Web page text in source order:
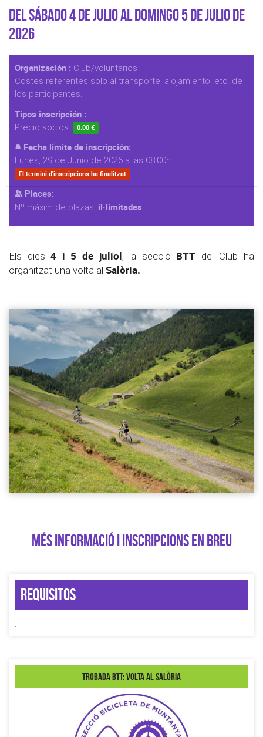
Del Sábado 4 de Julio al Domingo 5 de Julio de
2026
Organización : Club/voluntarios
Costes referentes solo al transporte, alojamiento, etc. de
los participantes.
Tipos inscripción :
Precio socios: 0.00 €
Fecha límite de inscripción:
Lunes, 29 de Junio de 2026 a las 08:00h
El termini d'inscripcions ha finalitzat
Places:
Nº máxim de plazas: il·limitades
Els dies 4 i 5 de juliol, la secció BTT del Club ha
organitzat una volta al Salòria.
MÉS INFORMACIÓ I INSCRIPCIONS EN BREU
Requisitos
.
Trobada BTT: Volta al Salòria